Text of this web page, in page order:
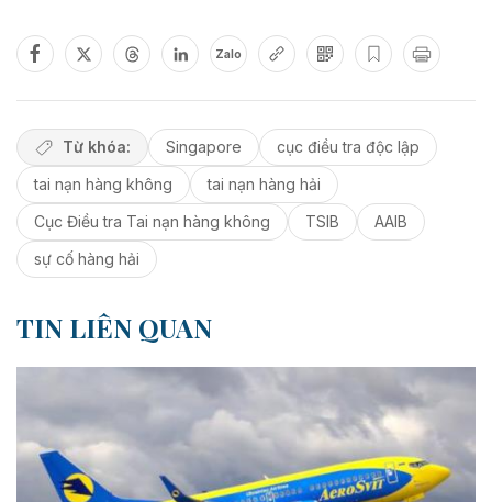
Zalo
Từ khóa: Singapore
cục điều tra độc lập
tai nạn hàng không
tai nạn hàng hải
Cục Điều tra Tai nạn hàng không
TSIB
AAIB
sự cố hàng hải
TIN LIÊN QUAN